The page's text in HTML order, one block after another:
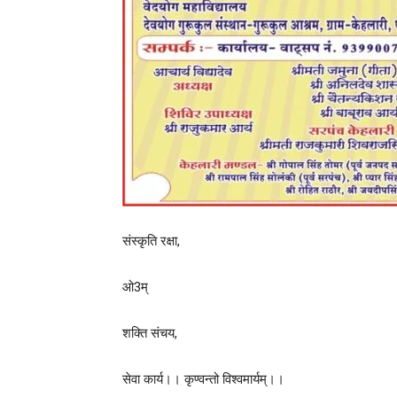
संस्कृति रक्षा,
ओ3म्
शक्ति संचय,
सेवा कार्य।। कृण्वन्तो विश्वमार्यम्।।